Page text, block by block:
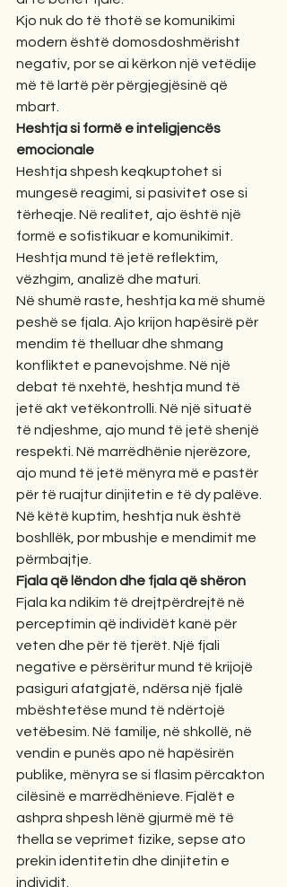
Kjo nuk do të thotë se komunikimi
modern është domosdoshmërisht
negativ, por se ai kërkon një vetëdije
më të lartë për përgjegjësinë që
mbart.
Heshtja si formë e inteligjencës
emocionale
Heshtja shpesh keqkuptohet si
mungesë reagimi, si pasivitet ose si
tërheqje. Në realitet, ajo është një
formë e sofistikuar e komunikimit.
Heshtja mund të jetë reflektim,
vëzhgim, analizë dhe maturi.
Në shumë raste, heshtja ka më shumë
peshë se fjala. Ajo krijon hapësirë për
mendim të thelluar dhe shmang
konfliktet e panevojshme. Në një
debat të nxehtë, heshtja mund të
jetë akt vetëkontrolli. Në një situatë
të ndjeshme, ajo mund të jetë shenjë
respekti. Në marrëdhënie njerëzore,
ajo mund të jetë mënyra më e pastër
për të ruajtur dinjitetin e të dy palëve.
Në këtë kuptim, heshtja nuk është
boshllëk, por mbushje e mendimit me
përmbajtje.
Fjala që lëndon dhe fjala që shëron
Fjala ka ndikim të drejtpërdrejtë në
perceptimin që individët kanë për
veten dhe për të tjerët. Një fjali
negative e përsëritur mund të krijojë
pasiguri afatgjatë, ndërsa një fjalë
mbështetëse mund të ndërtojë
vetëbesim. Në familje, në shkollë, në
vendin e punës apo në hapësirën
publike, mënyra se si flasim përcakton
cilësinë e marrëdhënieve. Fjalët e
ashpra shpesh lënë gjurmë më të
thella se veprimet fizike, sepse ato
prekin identitetin dhe dinjitetin e
individit.